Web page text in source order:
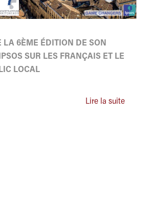
LA 6ÈME ÉDITION DE SON
SUR LES FRANÇAIS ET LE
LOCAL
Lire la suite